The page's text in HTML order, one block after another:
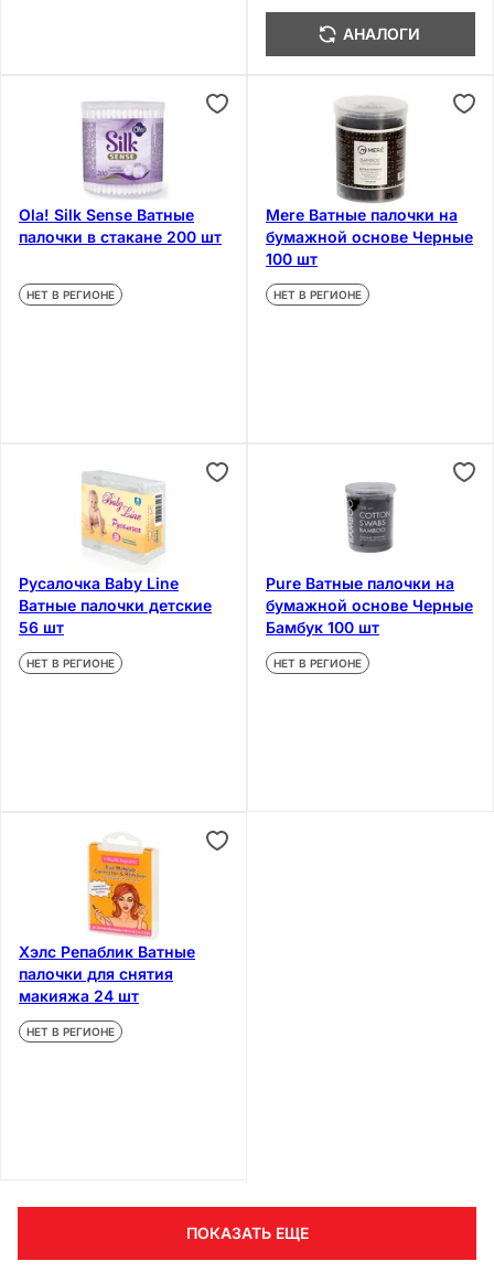
АНАЛОГИ
Ola! Silk Sense Ватные
палочки в стакане 200 шт
НЕТ В РЕГИОНЕ
Mere Ватные палочки на
бумажной основе Черные
100 шт
НЕТ В РЕГИОНЕ
Русалочка Baby Line
Ватные палочки детские
56 шт
НЕТ В РЕГИОНЕ
Pure Ватные палочки на
бумажной основе Черные
Бамбук 100 шт
НЕТ В РЕГИОНЕ
Хэлс Репаблик Ватные
палочки для снятия
макияжа 24 шт
НЕТ В РЕГИОНЕ
ПОКАЗАТЬ ЕЩЕ